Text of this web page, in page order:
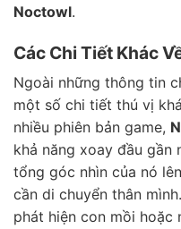
Noctowl.
Các Chi Tiết Khác
Ngoài những thông tin
một số chi tiết thú vị
nhiều phiên bản game,
khả năng xoay đầu gần
tổng góc nhìn của nó
cần di chuyển thân
phát hiện con mồi hoặc